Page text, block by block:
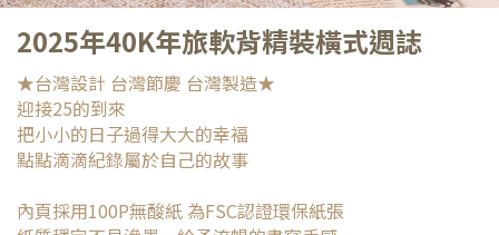
2025年40K年旅軟背精裝橫式週誌
★台灣設計 台灣節慶 台灣製造★
迎接25的到來
把小小的日子過得大大的幸褔
點點滴滴紀錄屬於自己的故事
內頁採用100P無酸紙 為FSC認證環保紙張